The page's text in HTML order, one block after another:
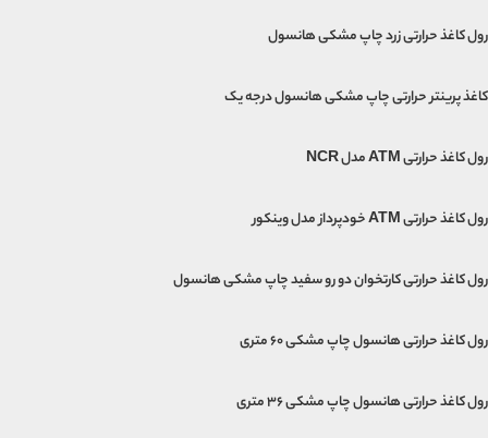
رول کاغذ حرارتی زرد چاپ مشکی هانسول
کاغذ پرینتر حرارتی چاپ مشکی هانسول درجه یک
رول کاغذ حرارتی ATM مدل NCR
رول کاغذ حرارتی ATM خودپرداز مدل وینکور
رول کاغذ حرارتی کارتخوان دو رو سفید چاپ مشکی هانسول
رول کاغذ حرارتی هانسول چاپ مشکی 60 متری
رول کاغذ حرارتی هانسول چاپ مشکی 36 متری